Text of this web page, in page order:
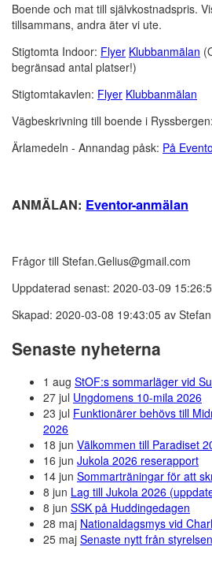
Boende och mat till självkostnadspris.
tillsammans, andra äter vi ute.
Stigtomta Indoor: Flyer Klubbanmälan
begränsad antal platser!)
Stigtomtakavlen: Flyer Klubbanmälan
Vägbeskrivning till boende i Ryssbergen:
Ärlamedeln - Annandag påsk: På
ANMÄLAN: Eventor-anmälan
Frågor till Stefan.Gelius@gmail.com
Uppdaterad senast: 2020-03-09
Skapad: 2020-03-08 19:43:05 av
Senaste nyheterna
1 aug StOF:s sommarläger vid
27 jul Ungdomens 10-mila 2026
23 jul Funktionärer behövs till
2026
18 jun Välkommen till Paradiset
16 jun Jukola 2026 reserapport
14 jun Sommarträningar för att
8 jun Lag till Jukola 2026
8 jun SSK på Huddingedagen
28 maj Nationaldagsmys vid
25 maj Senaste nytt från